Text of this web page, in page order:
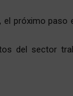
próximo paso
del sector